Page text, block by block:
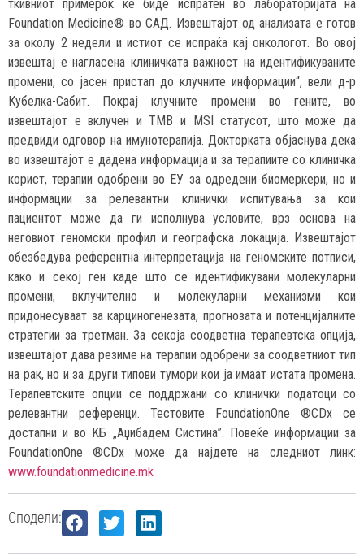
ткивниот примерок ќе биде испратен во лабораторијата на
Foundation Мedicine® во САД. Извештајот од анализата е готов
за околу 2 недели и истиот се испраќа кај онкологот. Во овој
извештај е нагласена клиничката важност на идентификуваните
промени, со јасен пристап до клучните информации“, вели д-р
Кубелка-Сабит. Покрај клучните промени во гените, во
извештајот е вклучен и ТMB и MSI статусот, што може да
предвиди одговор на имунотерапија. Докторката објаснува дека
во извештајот е дадена информација и за терапиите со клиничка
корист, терапии одобрени во ЕУ за одредени биомеркери, но и
информации за релевантни клинички испитувања за кои
пациентот може да ги исполнува условите, врз основа на
неговиот геномски профил и географска локација. Извештајот
обезбедува референтна интерпретација на геномските потписи,
како и секој ген каде што се идентификувани молекуларни
промени, вклучително и молекуларни механизми кои
придонесуваат за карциногенезата, прогнозата и потенцијалните
стратегии за третман. За секоја соодветна терапевтска опција,
извештајот дава резиме на терапии одобрени за соодветниот тип
на рак, но и за други типови тумори кои ја имаат истата промена.
Терапевтските опции се поддржани со клинички податоци со
релевантни референци. Тестовите FoundationOne ®CDx се
достапни и во KБ „Аџибадем Систина”. Повеќе информации за
FoundationOne ®CDx може да најдете на следниот линк:
www.foundationmedicine.mk
Сподели: